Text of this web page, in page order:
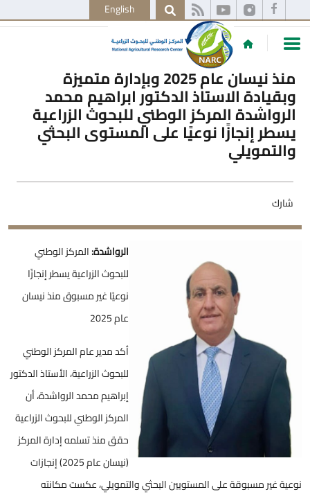
English
منذ نيسان عام 2025 وبإدارة متميزة
وبقيادة الاستاذ الدكتور ابراهيم محمد
الرواشدة المركز الوطني للبحوث الزراعية
يسطر إنجازًا نوعيًا على المستوى البحثي
والتمويلي
شارك
الرواشدة:المركز الوطني
للبحوث الزراعية يسطر إنجازًا
نوعيًا غير مسبوق منذ نيسان
عام 2025
أكد مدير عام المركز الوطني
للبحوث الزراعية، الأستاذ الدكتور
إبراهيم محمد الرواشدة، أن
المركز الوطني للبحوث الزراعية
حقق منذ تسلمه إدارة المركز
(نيسان عام 2025) إنجازات
نوعية غير مسبوقة على المستويين البحثي والتمويلي، عكست مكانته